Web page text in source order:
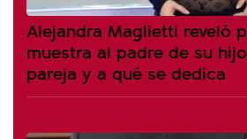
Alejandra Maglietti reveló
muestra al padre de su
pareja y a qué se dedica